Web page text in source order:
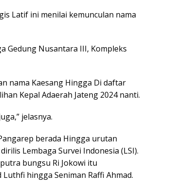
Latif ini menilai kemunculan nama
Gedung Nusantara III, Kompleks
nama Kaesang Hingga Di daftar
Kepal Adaerah Jateng 2024 nanti.
jelasnya.
berada Hingga urutan
Lembaga Survei Indonesia (LSI).
bungsu Ri Jokowi itu
hingga Seniman Raffi Ahmad.